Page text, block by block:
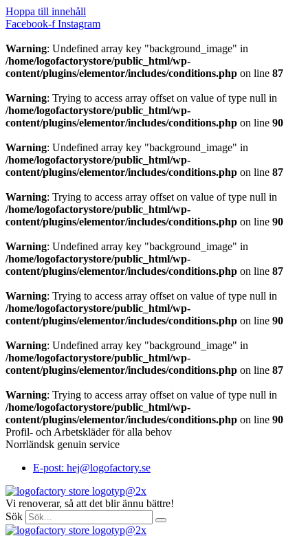
Hoppa till innehåll
Facebook-f Instagram
Warning: Undefined array key "background_image" in
/home/logofactorystore/public_html/wp-
content/plugins/elementor/includes/conditions.php on line 87
Warning: Trying to access array offset on value of type null in
/home/logofactorystore/public_html/wp-
content/plugins/elementor/includes/conditions.php on line 90
Warning: Undefined array key "background_image" in
/home/logofactorystore/public_html/wp-
content/plugins/elementor/includes/conditions.php on line 87
Warning: Trying to access array offset on value of type null in
/home/logofactorystore/public_html/wp-
content/plugins/elementor/includes/conditions.php on line 90
Warning: Undefined array key "background_image" in
/home/logofactorystore/public_html/wp-
content/plugins/elementor/includes/conditions.php on line 87
Warning: Trying to access array offset on value of type null in
/home/logofactorystore/public_html/wp-
content/plugins/elementor/includes/conditions.php on line 90
Warning: Undefined array key "background_image" in
/home/logofactorystore/public_html/wp-
content/plugins/elementor/includes/conditions.php on line 87
Warning: Trying to access array offset on value of type null in
/home/logofactorystore/public_html/wp-
content/plugins/elementor/includes/conditions.php on line 90
Profil- och Arbetskläder för alla behov
Norrländsk genuin service
E-post: hej@logofactory.se
Vi renoverar, så att det blir ännu bättre!
Sök